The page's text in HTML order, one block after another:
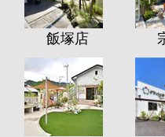
飯塚店